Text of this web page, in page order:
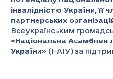
інвалідністю України, її
партнерських
Всеукраїнським
«Національна Асамблея
України» (НАІУ) за